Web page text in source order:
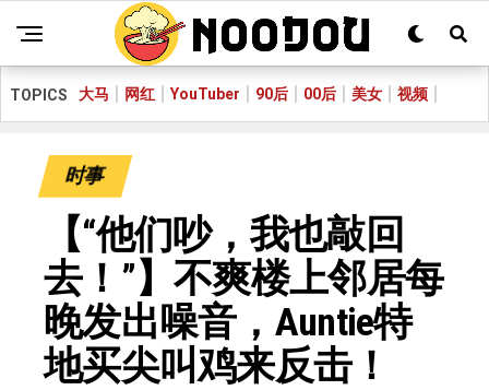
TOPICS 大马 网红 YouTuber 90后 00后 美女 视频
时事
【“他们吵，我也敲回
去！”】不爽楼上邻居每
晚发出噪音，Auntie特
地买尖叫鸡来反击！